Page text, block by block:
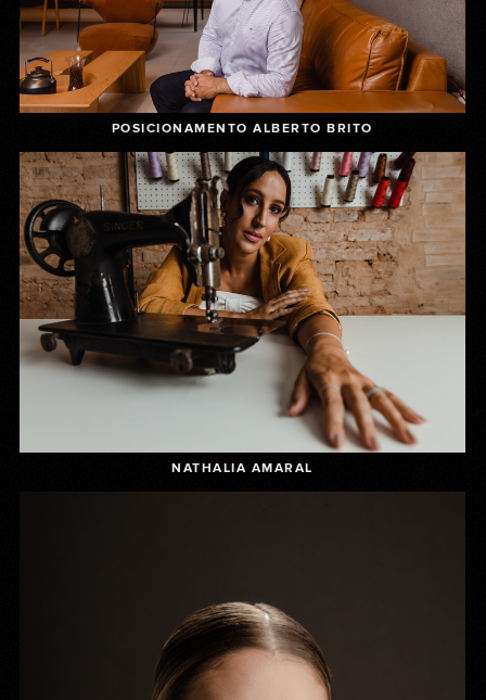
POSICIONAMENTO ALBERTO BRITO
NATHALIA AMARAL